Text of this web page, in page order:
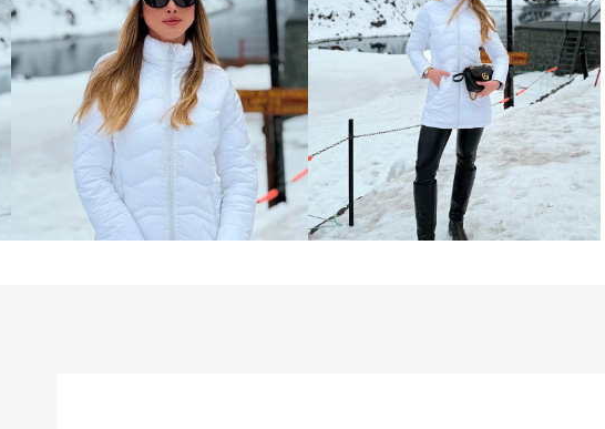
Ventanas para um look coordenado e funcional.